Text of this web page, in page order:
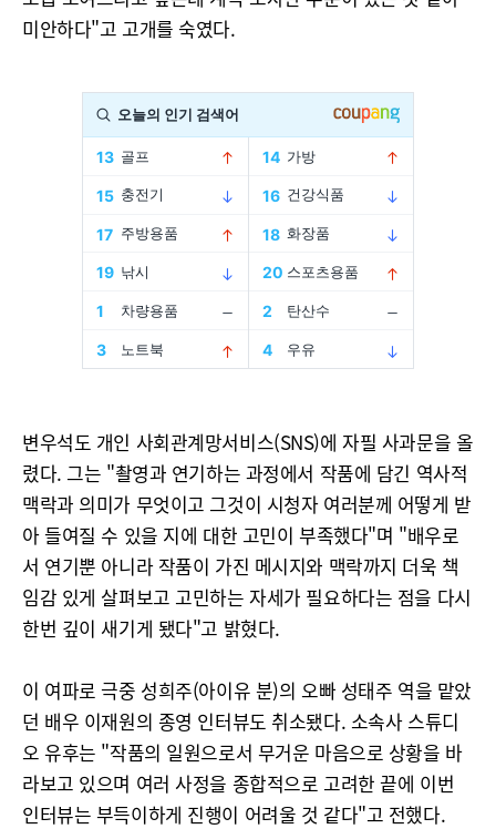
미안하다"고 고개를 숙였다.
변우석도 개인 사회관계망서비스(SNS)에 자필 사과문을 올
렸다. 그는 "촬영과 연기하는 과정에서 작품에 담긴 역사적
맥락과 의미가 무엇이고 그것이 시청자 여러분께 어떻게 받
아 들여질 수 있을 지에 대한 고민이 부족했다"며 "배우로
서 연기뿐 아니라 작품이 가진 메시지와 맥락까지 더욱 책
임감 있게 살펴보고 고민하는 자세가 필요하다는 점을 다시
한번 깊이 새기게 됐다"고 밝혔다.
이 여파로 극중 성희주(아이유 분)의 오빠 성태주 역을 맡았
던 배우 이재원의 종영 인터뷰도 취소됐다. 소속사 스튜디
오 유후는 "작품의 일원으로서 무거운 마음으로 상황을 바
라보고 있으며 여러 사정을 종합적으로 고려한 끝에 이번
인터뷰는 부득이하게 진행이 어려울 것 같다"고 전했다.